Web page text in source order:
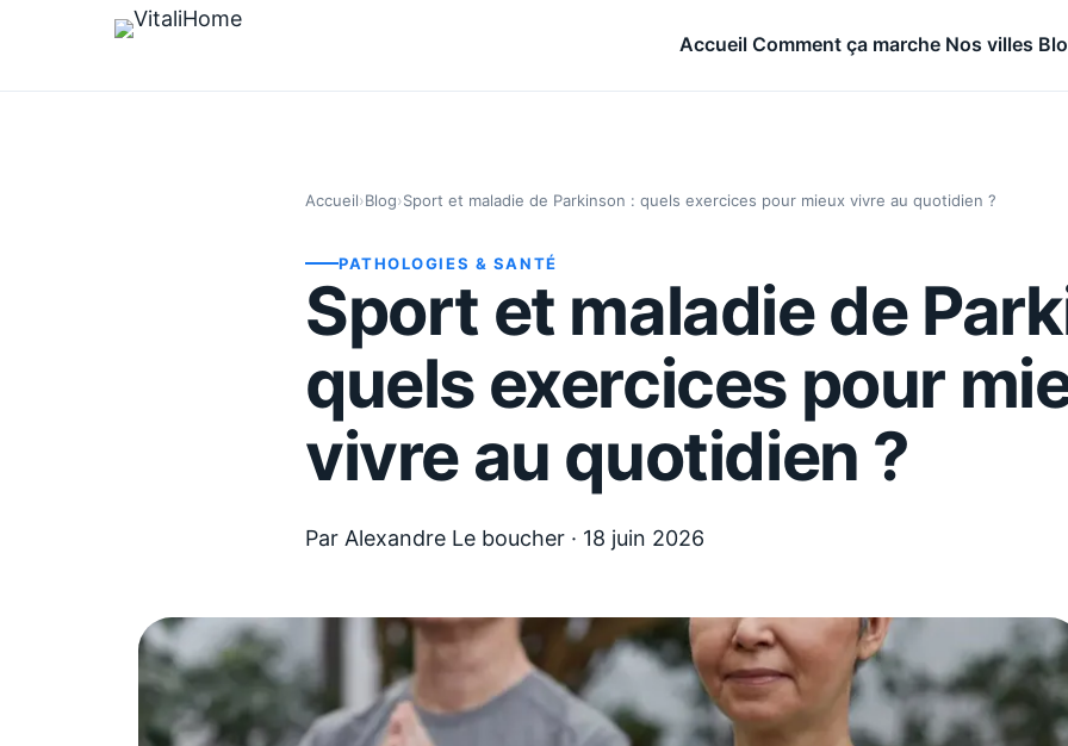
Accueil Comment ça marche Nos villes
Accueil›Blog›Sport et maladie de Parkinson : quels exercices pour mieux vivre au quotidien ?
PATHOLOGIES & SANTÉ
Sport et maladie de
quels exercices pour
vivre au quotidien ?
Par Alexandre Le boucher · 18 juin 2026